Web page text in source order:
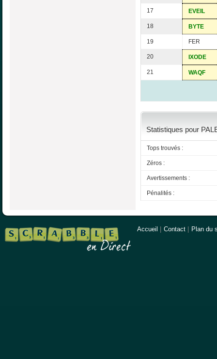
17 EVEIL
18 BYTE
19 FER
20 IXODE
21 WAQF
Statistiques pour
Tops trouvés :
Zéros :
Avertissements :
Pénalités :
Accueil Contact Plan du